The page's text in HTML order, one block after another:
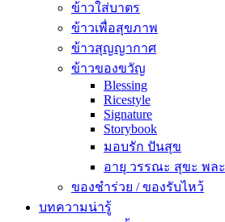
ข้าวใส่บาตร
ข้าวเพื่อสุขภาพ
ข้าวสุญญากาศ
ข้าวของขวัญ
Blessing
Ricestyle
Signature
Storybook
มอบรัก ปันสุข
อายุ วรรณะ สุขะ พละ
ของชำร่วย / ของรับไหว้
บทความน่ารู้